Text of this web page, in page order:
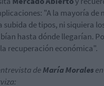
"A la mayoría de
subida de tipos, ni siquiera
hasta dónde llegarían.
recuperación económica".
deMaría Moralesen